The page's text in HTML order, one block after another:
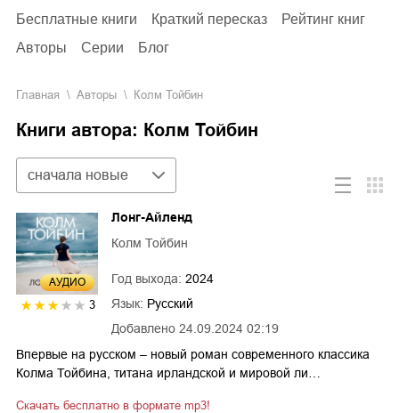
Бесплатные книги
Краткий пересказ
Рейтинг книг
Авторы
Серии Блог
Главная Aвторы Колм Тойбин
Книги автора: Колм Тойбин
Сортировка
сначала новые
AУДИО
3
Добавлено 24.09.2024 02:19
Лонг-Айленд
Колм Тойбин
Год выхода: 2024
Язык: Русский
Впервые на русском – новый роман современного классика
Колма Тойбина, титана ирландской и мировой ли…
Скачать бесплатно в формате mp3!